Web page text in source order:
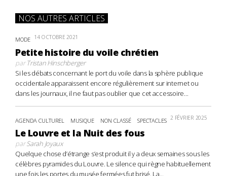
NOS AUTRES ARTICLES
MODE 14 OCTOBRE 2021
Petite histoire du voile chrétien
parTristan Hinschberger
Si les débats concernant le port du voile dans la sphère publique
occidentale apparaissent encore régulièrement sur internet ou
dans les journaux, il ne faut pas oublier que cet accessoire...
AGENDA CULTUREL MUSIQUE NON CLASSÉ SPECTACLES 2 FÉVRIER 2025
Le Louvre et la Nuit des fous
parSarah Joyaux
Quelque chose d’étrange s’est produit il y a deux semaines sous les
célèbres pyramides du Louvre. Le silence qui règne habituellement
une fois les portes du musée fermées fut brisé. La...